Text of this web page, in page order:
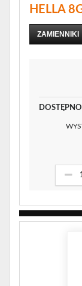
HELLA
ZAMIENNIKI